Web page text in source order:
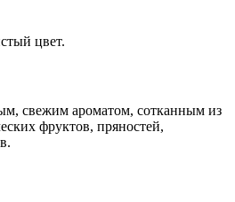
цвет.
свежим ароматом, сотканным из
фруктов, пряностей,